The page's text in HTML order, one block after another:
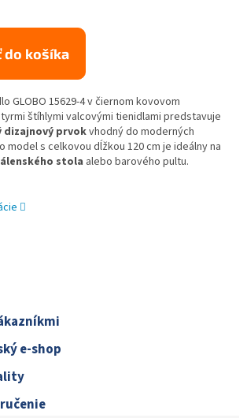
do košíka
GLOBO 15629-4 v čiernom kovovom
štíhlymi valcovými tienidlami predstavuje
prvokvhodný do moderných
model s celkovou dĺžkou 120 cm je ideálny na
stola alebo barového pultu.
e-shop